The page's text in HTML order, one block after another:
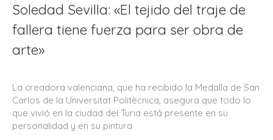
Soledad Sevilla: «El tejido del traje de
fallera tiene fuerza para ser obra de
arte»
La creadora valenciana, que ha recibido la Medalla de San
Carlos de la Universitat Politècnica, asegura que todo lo
que vivió en la ciudad del Turia está presente en su
personalidad y en su pintura